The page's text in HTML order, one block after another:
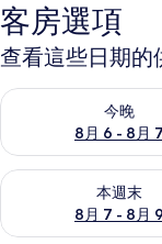
客房選項
查看這些日期的
今晚
8月 6 - 8月 7
查看今晚 (8月 6 - 8
本週末
8月 7 - 8月 9
查看本週末 (8月 7 -